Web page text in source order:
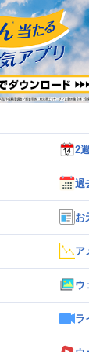
2
過
お
ア
ウ
ラ